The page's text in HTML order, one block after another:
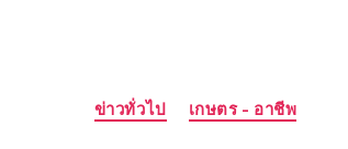
ข่าวทั่วไป เกษตร - อาชีพ